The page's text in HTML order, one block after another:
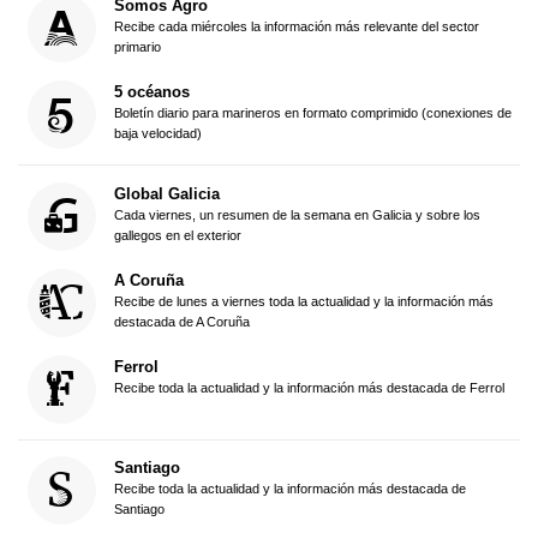
Somos Agro
Recibe cada miércoles la información más relevante del sector
primario
5 océanos
Boletín diario para marineros en formato comprimido (conexiones de
baja velocidad)
Global Galicia
Cada viernes, un resumen de la semana en Galicia y sobre los
gallegos en el exterior
A Coruña
Recibe de lunes a viernes toda la actualidad y la información más
destacada de A Coruña
Ferrol
Recibe toda la actualidad y la información más destacada de Ferrol
Santiago
Recibe toda la actualidad y la información más destacada de
Santiago